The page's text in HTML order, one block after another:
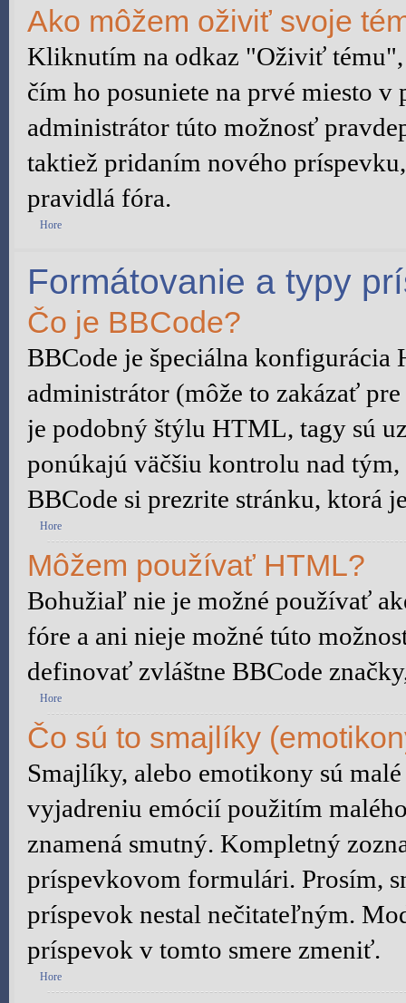
Ako môžem oživiť svoje
Kliknutím na odkaz "Oživiť
čím ho posuniete na prvé miesto
administrátor túto možnosť
taktiež pridaním nového
pravidlá fóra.
Hore
Formátovanie a typy
Čo je BBCode?
BBCode je špeciálna
administrátor (môže to zakázať
je podobný štýlu HTML, tagy sú
ponúkajú väčšiu kontrolu nad
BBCode si prezrite stránku, ktorá
Hore
Môžem používať HTML?
Bohužiaľ nie je možné používať
fóre a ani nieje možné túto
definovať zvláštne BBCode
Hore
Čo sú to smajlíky
Smajlíky, alebo emotikony sú
vyjadreniu emócií použitím
znamená smutný. Kompletný
príspevkovom formulári. Prosím,
príspevok nestal nečitateľným.
príspevok v tomto smere zmeniť.
Hore